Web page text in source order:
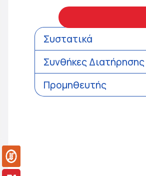
Συστατικά
Συνθήκες Διατήρησης
Προμηθευτής